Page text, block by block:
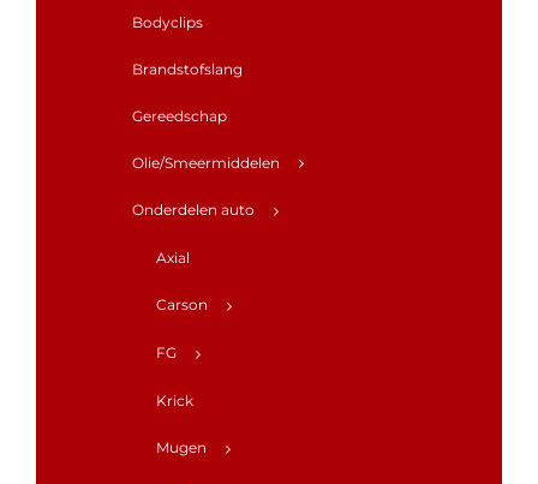
Bodyclips
Brandstofslang
Gereedschap
Olie/Smeermiddelen
Onderdelen auto
Axial
Carson
FG
Krick
Mugen